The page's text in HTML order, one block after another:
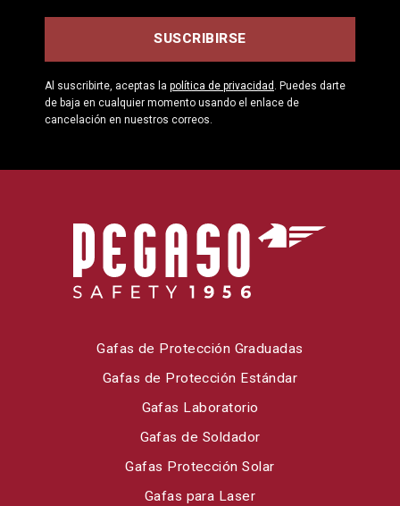
Al suscribirte, aceptas la política de privacidad . Puedes darte
de baja en cualquier momento usando el enlace de
cancelación en nuestros correos.
Gafas de Protección Graduadas
Gafas de Protección Estándar
Gafas Laboratorio
Gafas de Soldador
Gafas Protección Solar
Gafas para Laser